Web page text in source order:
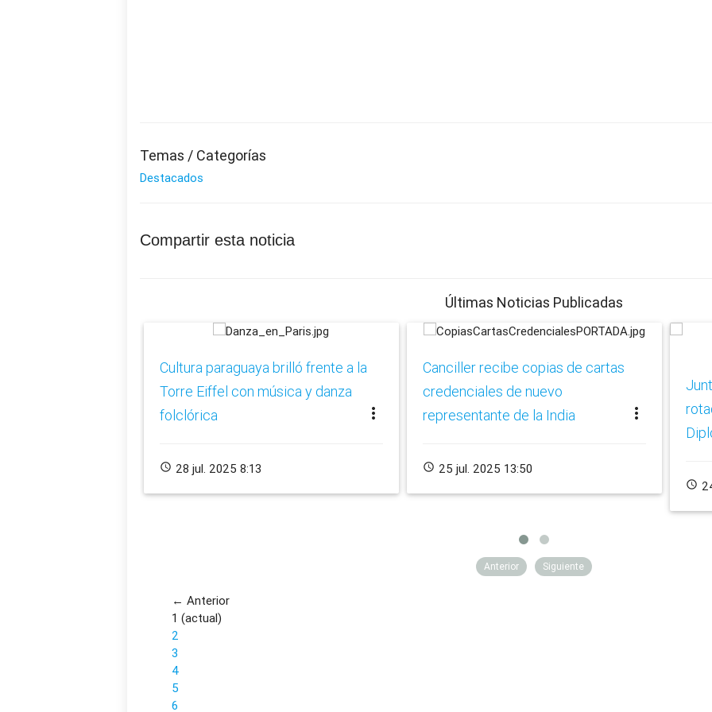
Temas / Categorías
Destacados
Compartir esta noticia
Últimas Noticias Publicadas
​Cultura paraguaya brilló frente a la
Torre Eiffel con música y danza
folclórica
more_vert
schedule 28 jul. 2025 8:13
Canciller recibe copias de cartas
credenciales de nuevo
representante de la India
more_vert
schedule 25 jul. 2025 13:50
schedule
Anterior Siguiente
← Anterior
1 (actual)
2
3
4
5
6